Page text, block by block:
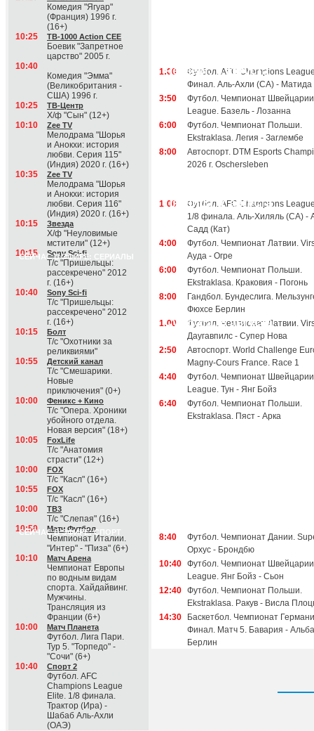
Комедия "Ягуар"
(Франция) 1996 г.
(16+)
10:25
ТВ-1000 Action CEE
Боевик "Запретное
царство" 2005 г.
10:40
Комедия "Эмма"
(Великобритания -
США) 1996 г.
10:25
ТВ-Центр
Х/ф "Сын" (12+)
10:10
Zee TV
Мелодрама "Шорья
и Анокхи: история
любви. Серия 115"
(Индия) 2020 г. (16+)
10:35
Zee TV
Мелодрама "Шорья
и Анокхи: история
любви. Серия 116"
(Индия) 2020 г. (16+)
10:15
Звезда
Х/ф "Неуловимые
мстители" (12+)
СЕЙЧАС В ЭФИРЕ: СЕРИАЛЫ
10:15 Sony Sci-fi
Т/с "Пришельцы:
рассекречено" 2012
г. (16+)
10:40
Sony Sci-fi
Т/с "Пришельцы:
рассекречено" 2012
г. (16+)
10:15
Болт
Т/с "Охотники за
реликвиями"
10:55
Детский канал
Т/с "Смешарики.
Новые
приключения" (0+)
10:00
Феникс + Кино
Т/с "Опера. Хроники
убойного отдела.
Новая версия" (18+)
10:05
FoxLife
Т/с "Анатомия
страсти" (12+)
10:00
FOX
Т/с "Касл" (16+)
10:55
FOX
Т/с "Касл" (16+)
10:00
ТВ3
Т/с "Слепая" (16+)
СЕЙЧАС В ЭФИРЕ: СПОРТ
10:50 Матч Футбол
Чемпионат Италии.
"Интер" - "Пиза" (6+)
10:10
Матч Арена
Чемпионат Европы
по водным видам
спорта. Хайдайвинг.
Мужчины.
Трансляция из
Франции (6+)
10:00
Матч Планета
Футбол. Лига Пари.
Тур 5. "Торпедо" -
"Сочи" (6+)
10:40
Спорт 2
Футбол. AFC
Champions League
Elite. 1/8 финала.
Трактор (Ира) -
Шабаб Аль-Ахли
(ОАЭ)
Четверг, 6 августа
1:00
Футбол. AFC Champions
Финал. Аль-Ахли (СА) - Матида
3:50
Футбол. Чемпионат
League. Базель - Лозанна
6:00
Футбол. Чемпионат Польши.
Ekstraklasa. Легия - Заглембе
8:00
Автоспорт. DTM Esports
2026 г. Oschersleben
Пятница, 7 августа
1:00
Футбол. AFC Champions
1/8 финала. Аль-Хиляль (СА) -
Садд (Кат)
4:00
Футбол. Чемпионат Латвии.
Ауда - Огре
6:00
Футбол. Чемпионат Польши.
Ekstraklasa. Краковия - Погонь
8:00
Гандбол. Бундеслига.
Фюхсе Берлин
Суббота, 8 августа
1:00
Футбол. Чемпионат Латвии.
Даугавпилс - Супер Нова
2:50
Автоспорт. World Challenge
Magny-Cours France. Race 1
4:40
Футбол. Чемпионат
League. Тун - Янг Бойз
6:40
Футбол. Чемпионат Польши.
Ekstraklasa. Пяст - Арка
8:40
Футбол. Чемпионат Дании.
Орхус - Брондбю
10:40 Футбол. Чемпионат
League. Янг Бойз - Сьон
12:40 Футбол. Чемпионат Польши.
Ekstraklasa. Ракув - Висла
14:30
Баскетбол. Чемпионат
Финал. Матч 5. Бавария - Альба
Берлин